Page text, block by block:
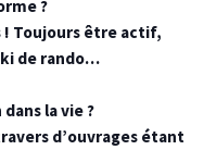
?
! Toujours être actif,
de rando…
la vie ?
d’ouvrages étant